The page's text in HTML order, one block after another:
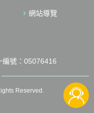
網站導覽
號：05076416
Reserved.